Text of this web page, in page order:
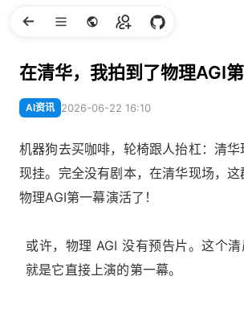
在清华，我拍到了物理AGI第
AI资讯 2026-06-22 16:10
机器狗去买咖啡，轮椅跟人抬杠：清
现挂。完全没有剧本，在清华现场，
物理AGI第一幕演活了！
或许，物理 AGI 没有预告片。这个清
就是它直接上演的第一幕。